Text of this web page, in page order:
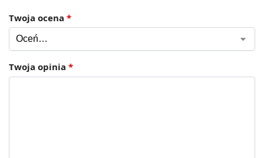
Twoja ocena *
Twoja opinia *